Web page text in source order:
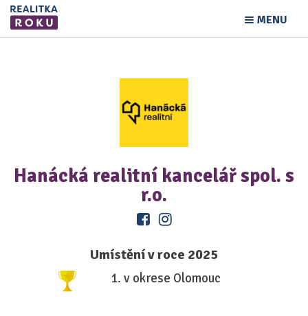
MENU
Hanácká realitní kancelář spol. s
r.o.
Umístění v roce 2025
1. v okrese Olomouc